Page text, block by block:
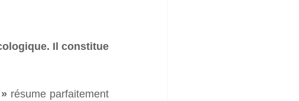
Il constitue
résume parfaitement